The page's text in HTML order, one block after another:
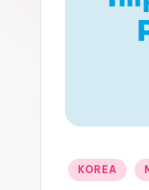
Posted
KOREA